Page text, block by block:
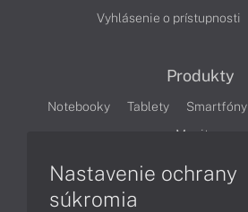
Vyhlásenie o prístupnosti
Produkty
Notebooky Tablety Smartfóny
Monitory
Nastavenie ochrany
súkromia